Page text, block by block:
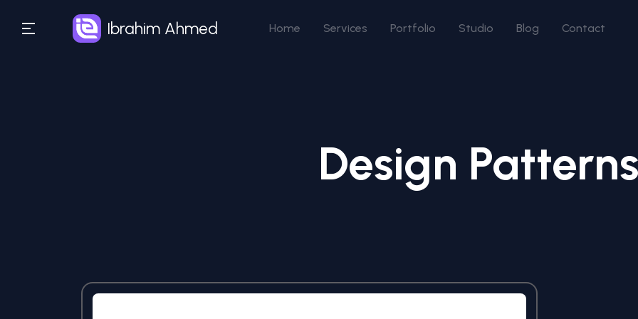
Ibrahim Ahmed Home Services Portfolio Studio Blog Contact
Design